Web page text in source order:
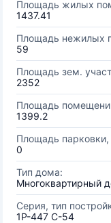
Площадь жилых
1437.41
Площадь нежилых
59
Площадь зем.
2352
Площадь
1399.2
Площадь парковки,
0
Тип дома:
Многоквартирный
Серия, тип
1Р-447 С-54